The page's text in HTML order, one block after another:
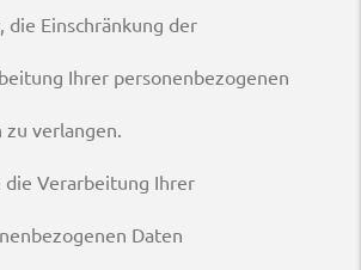
die Einschränkung der
Ihrer personenbezogenen
zu verlangen.
die Verarbeitung Ihrer
Daten